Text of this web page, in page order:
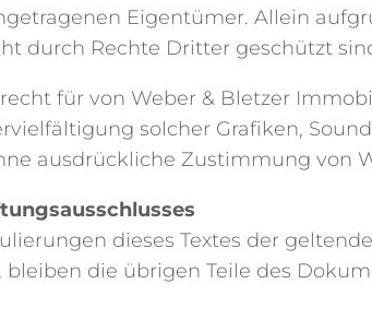
Eigentümer. Allein
durch Rechte Dritter geschützt
für von Weber & Bletzer
solcher Grafiken,
ausdrückliche Zustimmung von
dieses Textes der
die übrigen Teile des